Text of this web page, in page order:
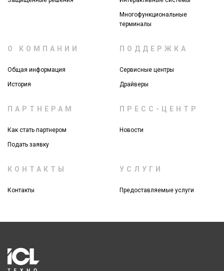
Многофункциональные
терминалы
О КОМПАНИИ
Общая информация
История
ПОДДЕРЖКА
Сервисные центры
Драйверы
ПАРТНЕРАМ
Как стать партнером
Подать заявку
ПРЕСС-ЦЕНТР
Новости
КОНТАКТЫ
Контакты
УСЛУГИ
Предоставляемые услуги